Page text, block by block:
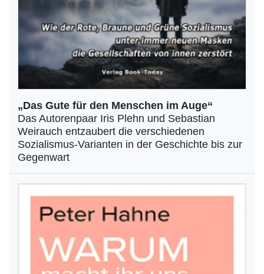
„Das Gute für den Menschen im Auge“
Das Autorenpaar Iris Plehn und Sebastian
Weirauch entzaubert die verschiedenen
Sozialismus-Varianten in der Geschichte bis zur
Gegenwart